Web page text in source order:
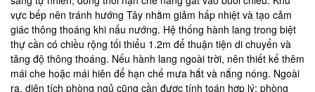
vực bếp nên tránh hướng Tây nhằm giảm hấp nhiệt và tạo cảm
giác thông thoáng khi nấu nướng. Hệ thống hành lang trong biệt
thự cần có chiều rộng tối thiểu 1.2m để thuận tiện di chuyển và
tăng độ thông thoáng. Nếu hành lang ngoài trời, nên thiết kế thêm
mái che hoặc mái hiên để hạn chế mưa hắt và nắng nóng. Ngoài
ra, diện tích phòng ngủ cũng cần được tính toán hợp lý: phòng